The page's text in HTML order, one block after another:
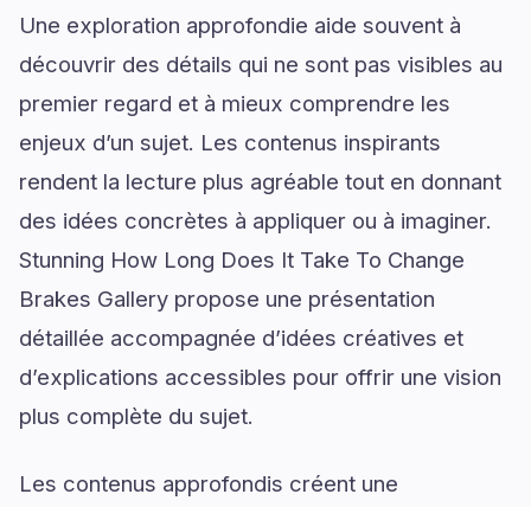
Une exploration approfondie aide souvent à
découvrir des détails qui ne sont pas visibles au
premier regard et à mieux comprendre les
enjeux d’un sujet. Les contenus inspirants
rendent la lecture plus agréable tout en donnant
des idées concrètes à appliquer ou à imaginer.
Stunning How Long Does It Take To Change
Brakes Gallery propose une présentation
détaillée accompagnée d’idées créatives et
d’explications accessibles pour offrir une vision
plus complète du sujet.
Les contenus approfondis créent une